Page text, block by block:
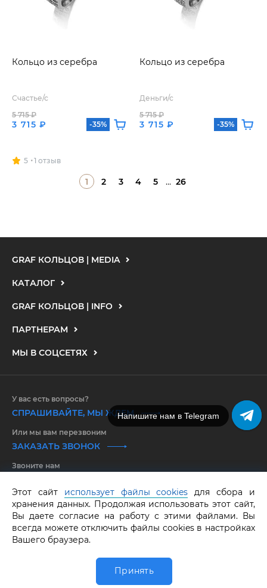
Кольцо из серебра
Счастье/с
3 715 ₽
5 715 ₽
-35%
5 1 отзыв
Кольцо из серебра
Деньги/с
3 715 ₽
5 715 ₽
-35%
1 2 3 4 5 ... 26
GRAF КОЛЬЦОВ | MEDIA
КАТАЛОГ
GRAF КОЛЬЦОВ | INFO
ПАРТНЕРАМ
МЫ В СОЦСЕТЯХ
GRAF КОЛЬЦОВ. Все права защищены.
У вас есть вопросы?
СПРАШИВАЙТЕ, МЫ ЖДЕМ
Или мы вам перезвоним
ЗАКАЗАТЬ ЗВОНОК
Звоните нам
Этот сайт использует файлы cookies для сбора и
хранения данных. Продолжая использовать этот сайт,
Вы даете согласие на работу с этими файлами. Вы
всегда можете отключить файлы cookies в настройках
Вашего браузера.
Принять
Напишите нам в Telegram